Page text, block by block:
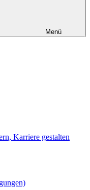
Menü
Karriere gestalten